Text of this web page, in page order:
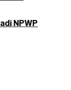
NPWP